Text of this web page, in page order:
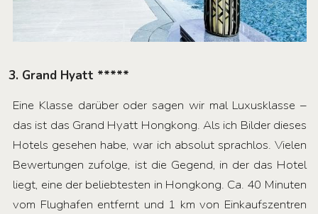
3. Grand Hyatt *****
Eine Klasse darüber oder sagen wir mal Luxusklasse –
das ist das Grand Hyatt Hongkong. Als ich Bilder dieses
Hotels gesehen habe, war ich absolut sprachlos. Vielen
Bewertungen zufolge, ist die Gegend, in der das Hotel
liegt, eine der beliebtesten in Hongkong. Ca. 40 Minuten
vom Flughafen entfernt und 1 km von Einkaufszentren